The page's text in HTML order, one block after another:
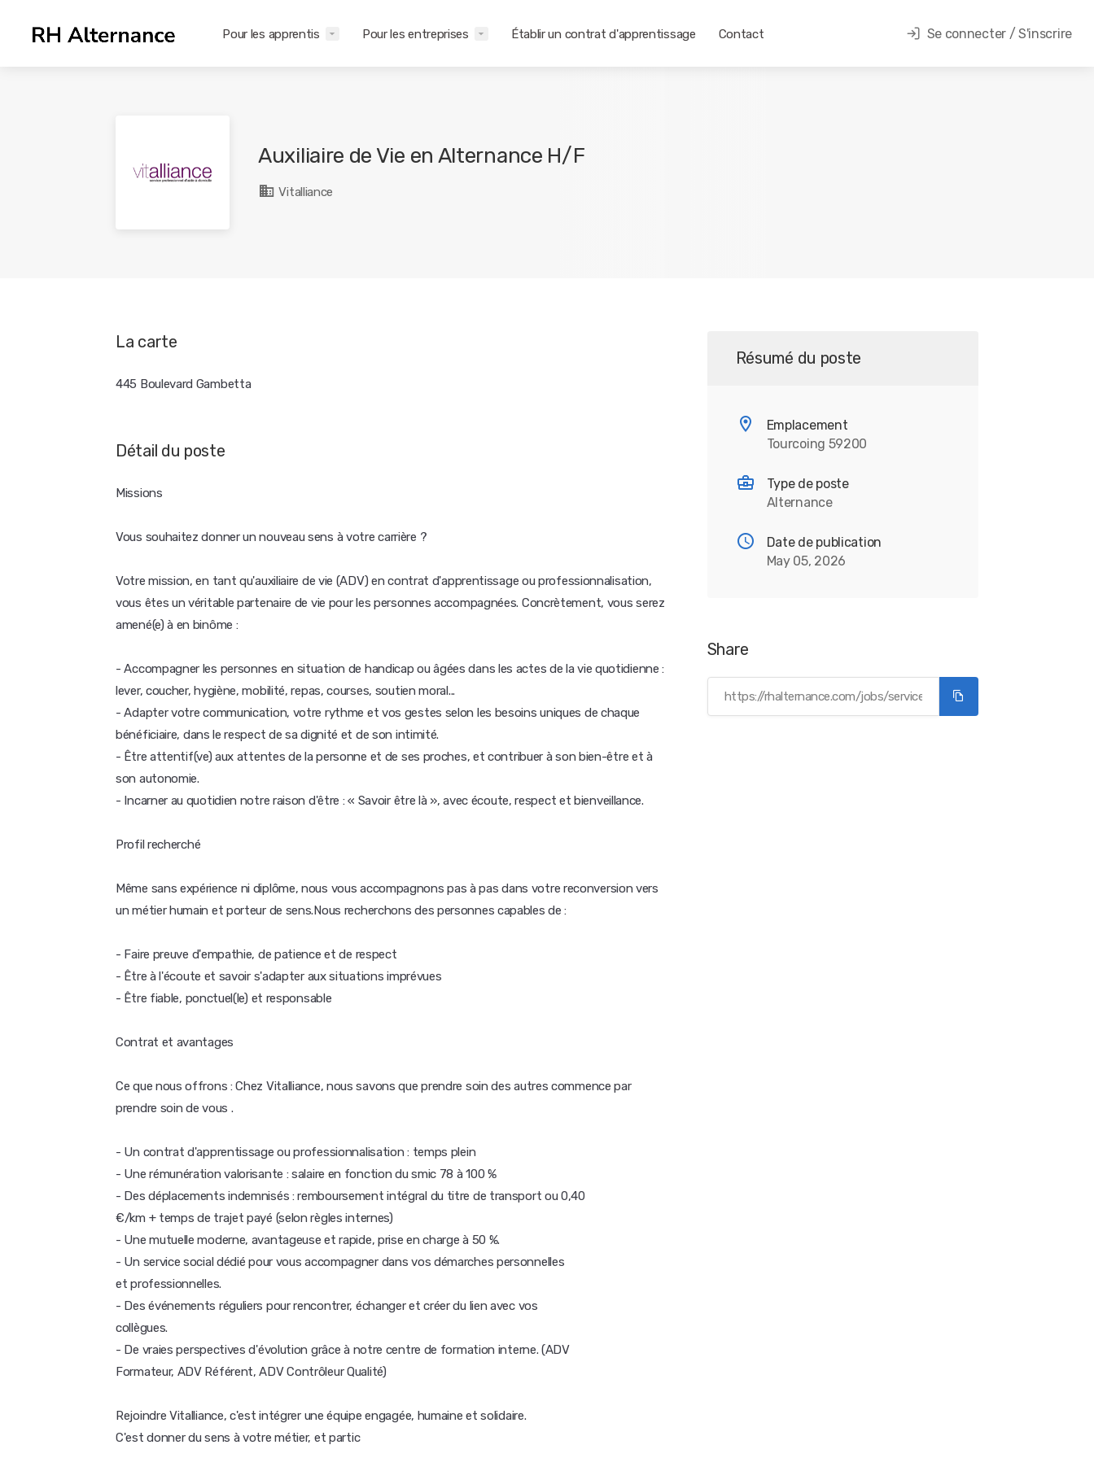
Pour les apprentis Pour les entreprises Établir un contrat d'apprentissage Contact Se connecter / S'inscrire
Auxiliaire de Vie en Alternance H/F
Vitalliance
La carte
445 Boulevard Gambetta
Détail du poste
Missions
Vous souhaitez donner un nouveau sens à votre carrière ?
Votre mission, en tant qu'auxiliaire de vie (ADV) en contrat d'apprentissage ou professionnalisation,
vous êtes un véritable partenaire de vie pour les personnes accompagnées. Concrètement, vous serez
amené(e) à en binôme :
- Accompagner les personnes en situation de handicap ou âgées dans les actes de la vie quotidienne :
lever, coucher, hygiène, mobilité, repas, courses, soutien moral...
- Adapter votre communication, votre rythme et vos gestes selon les besoins uniques de chaque
bénéficiaire, dans le respect de sa dignité et de son intimité.
- Être attentif(ve) aux attentes de la personne et de ses proches, et contribuer à son bien-être et à
son autonomie.
- Incarner au quotidien notre raison d'être : « Savoir être là », avec écoute, respect et bienveillance.
Profil recherché
Même sans expérience ni diplôme, nous vous accompagnons pas à pas dans votre reconversion vers
un métier humain et porteur de sens.Nous recherchons des personnes capables de :
- Faire preuve d'empathie, de patience et de respect
- Être à l'écoute et savoir s'adapter aux situations imprévues
- Être fiable, ponctuel(le) et responsable
Contrat et avantages
Ce que nous offrons : Chez Vitalliance, nous savons que prendre soin des autres commence par
prendre soin de vous .
- Un contrat d'apprentissage ou professionnalisation : temps plein
- Une rémunération valorisante : salaire en fonction du smic 78 à 100 %
- Des déplacements indemnisés : remboursement intégral du titre de transport ou 0,40
€/km + temps de trajet payé (selon règles internes)
- Une mutuelle moderne, avantageuse et rapide, prise en charge à 50 %.
- Un service social dédié pour vous accompagner dans vos démarches personnelles
et professionnelles.
- Des événements réguliers pour rencontrer, échanger et créer du lien avec vos
collègues.
- De vraies perspectives d'évolution grâce à notre centre de formation interne. (ADV
Formateur, ADV Référent, ADV Contrôleur Qualité)
Rejoindre Vitalliance, c'est intégrer une équipe engagée, humaine et solidaire.
C'est donner du sens à votre métier, et partic
Résumé du poste
Emplacement
Tourcoing 59200
Type de poste
Alternance
Date de publication
May 05, 2026
Share